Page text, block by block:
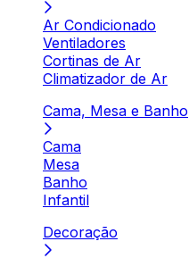
Ar Condicionado
Ventiladores
Cortinas de Ar
Climatizador de Ar
Cama, Mesa e Banho
Cama
Mesa
Banho
Infantil
Decoração